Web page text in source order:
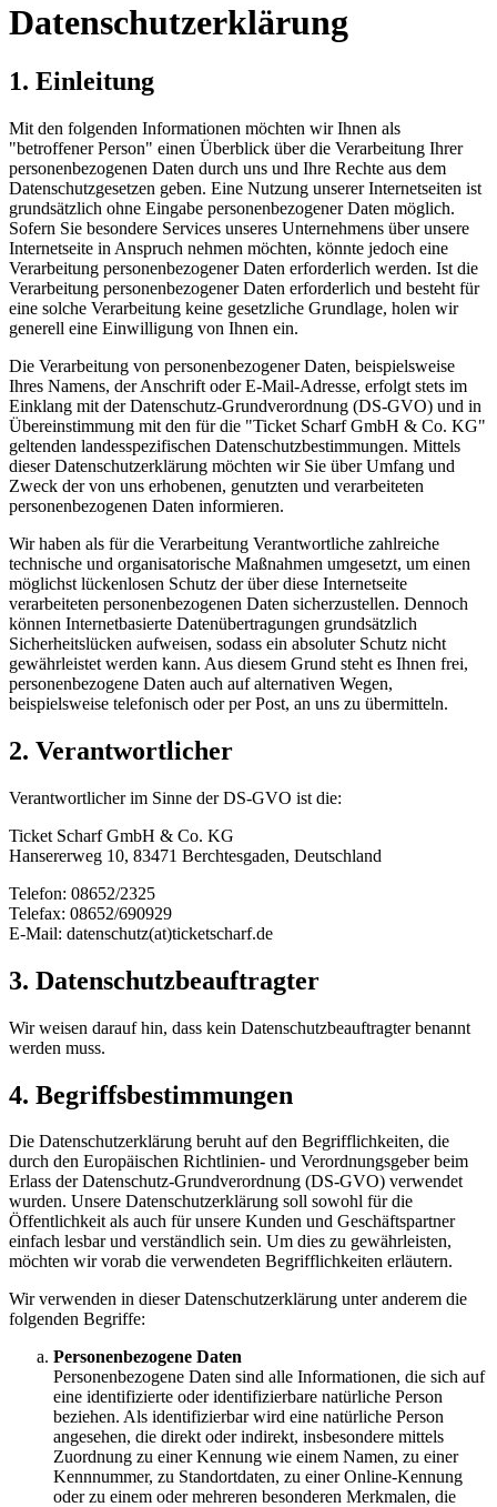
Datenschutzerklärung
1. Einleitung
Mit den folgenden Informationen möchten wir Ihnen als
"betroffener Person" einen Überblick über die Verarbeitung Ihrer
personenbezogenen Daten durch uns und Ihre Rechte aus dem
Datenschutzgesetzen geben. Eine Nutzung unserer Internetseiten ist
grundsätzlich ohne Eingabe personenbezogener Daten möglich.
Sofern Sie besondere Services unseres Unternehmens über unsere
Internetseite in Anspruch nehmen möchten, könnte jedoch eine
Verarbeitung personenbezogener Daten erforderlich werden. Ist die
Verarbeitung personenbezogener Daten erforderlich und besteht für
eine solche Verarbeitung keine gesetzliche Grundlage, holen wir
generell eine Einwilligung von Ihnen ein.
Die Verarbeitung von personenbezogener Daten, beispielsweise
Ihres Namens, der Anschrift oder E-Mail-Adresse, erfolgt stets im
Einklang mit der Datenschutz-Grundverordnung (DS-GVO) und in
Übereinstimmung mit den für die "Ticket Scharf GmbH & Co. KG"
geltenden landesspezifischen Datenschutzbestimmungen. Mittels
dieser Datenschutzerklärung möchten wir Sie über Umfang und
Zweck der von uns erhobenen, genutzten und verarbeiteten
personenbezogenen Daten informieren.
Wir haben als für die Verarbeitung Verantwortliche zahlreiche
technische und organisatorische Maßnahmen umgesetzt, um einen
möglichst lückenlosen Schutz der über diese Internetseite
verarbeiteten personenbezogenen Daten sicherzustellen. Dennoch
können Internetbasierte Datenübertragungen grundsätzlich
Sicherheitslücken aufweisen, sodass ein absoluter Schutz nicht
gewährleistet werden kann. Aus diesem Grund steht es Ihnen frei,
personenbezogene Daten auch auf alternativen Wegen,
beispielsweise telefonisch oder per Post, an uns zu übermitteln.
2. Verantwortlicher
Verantwortlicher im Sinne der DS-GVO ist die:
Ticket Scharf GmbH & Co. KG
Hansererweg 10, 83471 Berchtesgaden, Deutschland
Telefon: 08652/2325
Telefax: 08652/690929
E-Mail: datenschutz(at)ticketscharf.de
3. Datenschutzbeauftragter
Wir weisen darauf hin, dass kein Datenschutzbeauftragter benannt
werden muss.
4. Begriffsbestimmungen
Die Datenschutzerklärung beruht auf den Begrifflichkeiten, die
durch den Europäischen Richtlinien- und Verordnungsgeber beim
Erlass der Datenschutz-Grundverordnung (DS-GVO) verwendet
wurden. Unsere Datenschutzerklärung soll sowohl für die
Öffentlichkeit als auch für unsere Kunden und Geschäftspartner
einfach lesbar und verständlich sein. Um dies zu gewährleisten,
möchten wir vorab die verwendeten Begrifflichkeiten erläutern.
Wir verwenden in dieser Datenschutzerklärung unter anderem die
folgenden Begriffe:
Personenbezogene Daten
Personenbezogene Daten sind alle Informationen, die sich auf
eine identifizierte oder identifizierbare natürliche Person
beziehen. Als identifizierbar wird eine natürliche Person
angesehen, die direkt oder indirekt, insbesondere mittels
Zuordnung zu einer Kennung wie einem Namen, zu einer
Kennnummer, zu Standortdaten, zu einer Online-Kennung
oder zu einem oder mehreren besonderen Merkmalen, die